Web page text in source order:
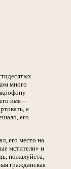
много
имя –
а
его
его место на
мстители» и
пожалуйста,
гражданская